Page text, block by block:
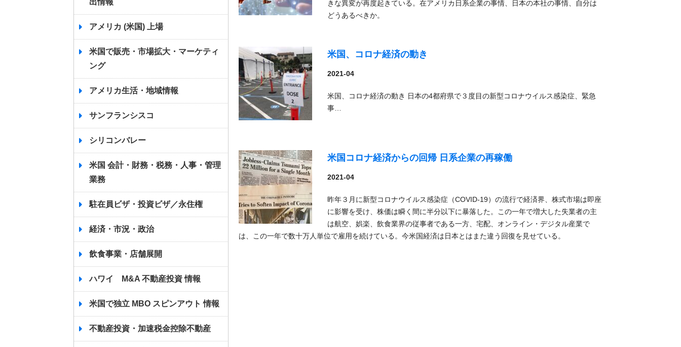
きな異変が再度起きている。在アメリカ日系企業の事情、日本の本社の事情、自分は
どうあるべきか。
米国、コロナ経済の動き
2021-04
米国、コロナ経済の動き 日本の4都府県で３度目の新型コロナウイルス感染症、緊急
事…
米国コロナ経済からの回帰 日系企業の再稼働
2021-04
昨年３月に新型コロナウイルス感染症（COVID-19）の流行で経済界、株式市場は即座
に影響を受け、株価は瞬く間に半分以下に暴落した。この一年で増大した失業者の主
は航空、娯楽、飲食業界の従事者である一方、宅配、オンライン・デジタル産業で
は、この一年で数十万人単位で雇用を続けている。今米国経済は日本とはまた違う回復を見せている。
出情報
アメリカ (米国) 上場
米国で販売・市場拡大・マーケティ
ング
アメリカ生活・地域情報
サンフランシスコ
シリコンバレー
米国 会計・財務・税務・人事・管理
業務
駐在員ビザ・投資ビザ／永住権
経済・市況・政治
飲食事業・店舗展開
ハワイ M&A 不動産投資 情報
米国で独立 MBO スピンアウト 情報
不動産投資・加速税金控除不動産